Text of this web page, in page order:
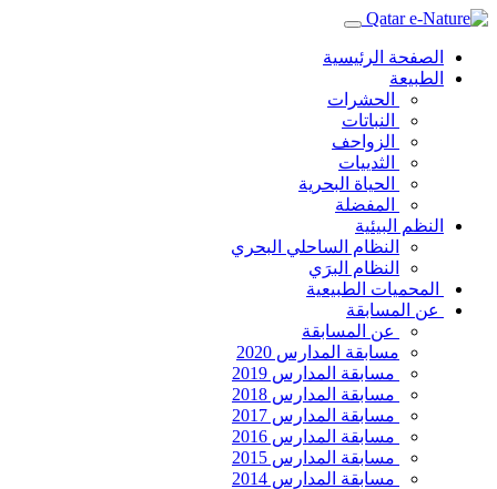
الصفحة الرئيسية
الطبيعة
الحشرات
النباتات
الزواحف
الثدييات
الحياة البحرية
المفضلة
النظم البيئية
النظام الساحلي البحري
النظام البرَي
المحميات الطبيعية
عن المسابقة
عن المسابقة
مسابقة المدارس 2020
مسابقة المدارس 2019
مسابقة المدارس 2018
مسابقة المدارس 2017
مسابقة المدارس 2016
مسابقة المدارس 2015
مسابقة المدارس 2014